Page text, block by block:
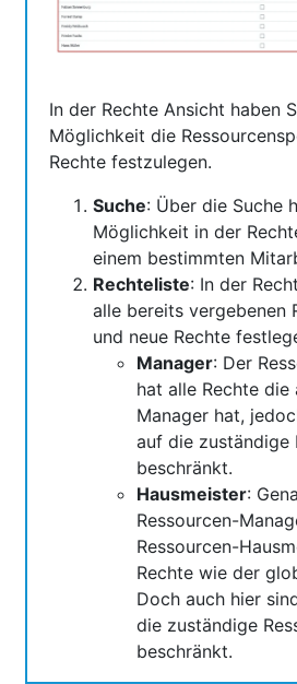
In der Rechte Ansicht haben
Möglichkeit die
Rechte festzulegen.
Suche: Über die Suche
Möglichkeit in der
einem bestimmten
Rechteliste: In der
alle bereits vergebenen
und neue Rechte
Manager: Der
hat alle Rechte
Manager hat,
auf die zuständige
beschränkt.
Hausmeister:
Ressourcen-
Ressourcen-
Rechte wie der
Doch auch hier
die zuständige
beschränkt.